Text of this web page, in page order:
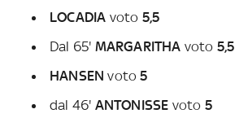
LOCADIA voto 5,5
Dal 65' MARGARITHA voto 5,5
HANSEN voto 5
dal 46' ANTONISSE voto 5